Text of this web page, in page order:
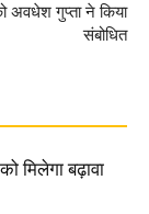
अवधेश गुप्ता ने किया
संबोधित
मिलेगा बढ़ावा